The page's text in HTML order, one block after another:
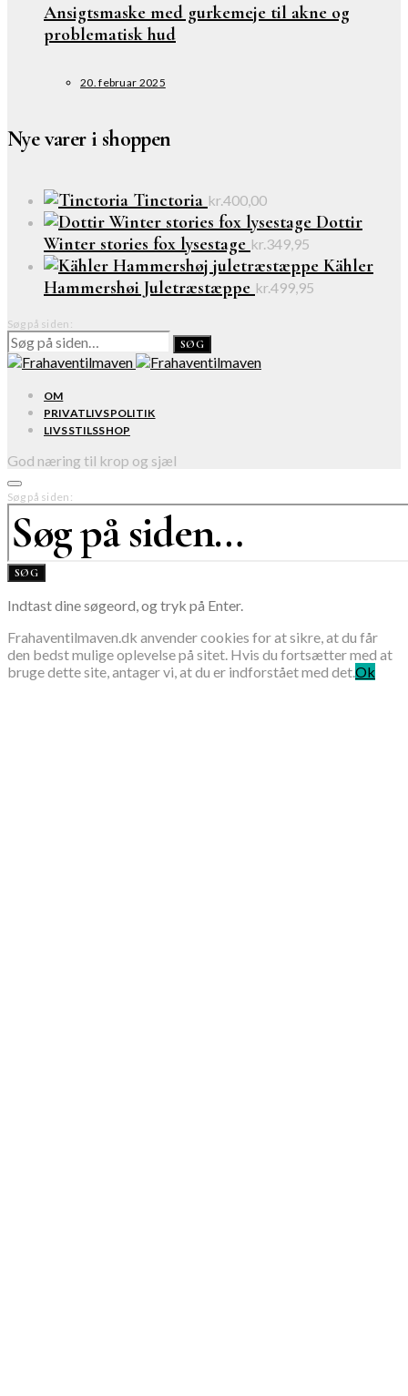
Ansigtsmaske med gurkemeje til akne og
problematisk hud
20. februar 2025
Nye varer i shoppen
Tinctoria kr.400,00
Dottir
Winter stories fox lysestage kr. 349,95
Kähler
Hammershøi Juletræstæppe kr.499,95
Søg på siden:
SØG
OM
PRIVATLIVSPOLITIK
LIVSSTILSSHOP
God næring til krop og sjæl
Søg på siden:
SØG
Indtast dine søgeord, og tryk på Enter.
Frahaventilmaven.dk anvender cookies for at sikre, at du får
den bedst mulige oplevelse på sitet. Hvis du fortsætter med at
bruge dette site, antager vi, at du er indforstået med det.Ok